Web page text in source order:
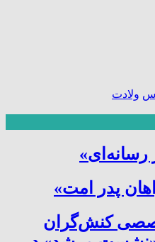
ولادت
پدر امت»
کنش‌گران